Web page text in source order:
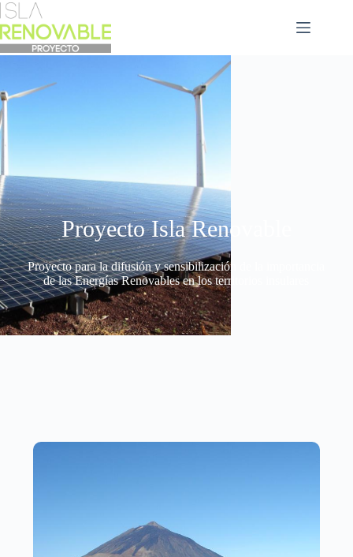
Proyecto Isla Renovable
Proyecto para la difusión y sensibilización de la importancia
de las Energías Renovables en los territorios insulares